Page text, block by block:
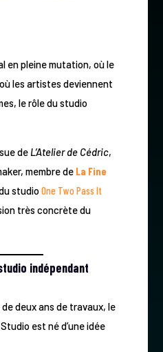
en pleine mutation, où le
les artistes deviennent
le rôle du studio
de L’Atelier de Cédric,
membre de La Fine
studioOne Two Pass It
très concrète du
indépendant
deux ans de travaux, le
est né d’une idée